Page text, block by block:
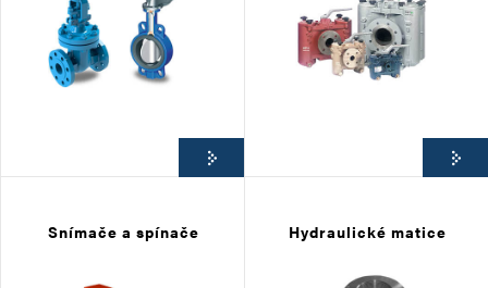
Snímače a spínače Hydraulické matice